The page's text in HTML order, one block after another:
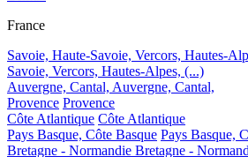
France
Savoie, Haute-Savoie, Vercors, Hautes-
Savoie, Vercors, Hautes-Alpes, (...)
Auvergne, Cantal, Auvergne, Cantal,
Provence Provence
Côte Atlantique Côte Atlantique
Pays Basque, Côte Basque Pays Basque,
Bretagne - Normandie Bretagne -